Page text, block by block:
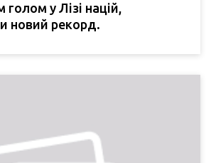
голом у Лізі націй,
новий рекорд.